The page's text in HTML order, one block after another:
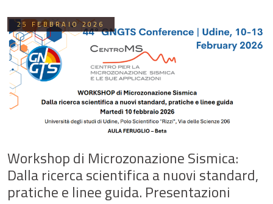
25 FEBBRAIO 2026
Workshop di Microzonazione Sismica:
Dalla ricerca scientifica a nuovi standard,
pratiche e linee guida. Presentazioni